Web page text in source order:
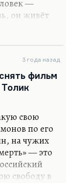
—
он живёт
Саша
не был
Это же, как
он как
3 года назад
фильм
свою
по его
на чужих
— это
свободу в